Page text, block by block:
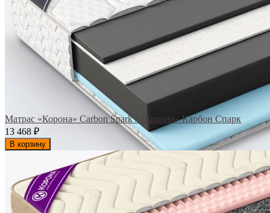
Матрас «Корона» Carbon Spark / «Корона» Карбон Спарк
13 468 ₽
В корзину